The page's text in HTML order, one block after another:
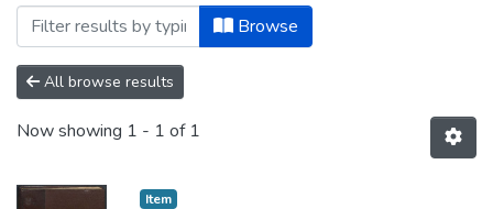
Browse
All browse results
Now showing 1 - 1 of 1
Item